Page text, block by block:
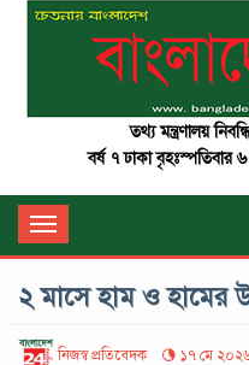
তথ্য মন্ত্রণালয়
বর্ষ ৭ ঢাকা
Toggle
navigation
২ মাসে হাম ও হামের
নিজস্ব প্রতিবেদক ১৭ মে